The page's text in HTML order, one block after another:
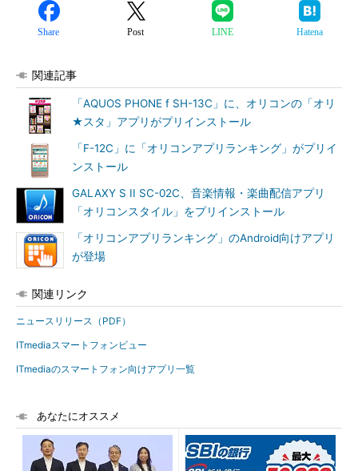
Share Post LINE Hatena
関連記事
「AQUOS PHONE f SH-13C」に、オリコンの「オリ
★スタ」アプリがプリインストール
「F-12C」に「オリコンアプリランキング」がプリイ
ンストール
GALAXY S II SC-02C、音楽情報・楽曲配信アプリ
「オリコンスタイル」をプリインストール
「オリコンアプリランキング」のAndroid向けアプリ
が登場
関連リンク
ニュースリリース（PDF）
ITmediaスマートフォンビュー
ITmediaのスマートフォン向けアプリ一覧
あなたにオススメ